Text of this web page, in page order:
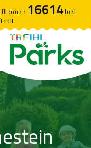
لدينا16614 حديقة